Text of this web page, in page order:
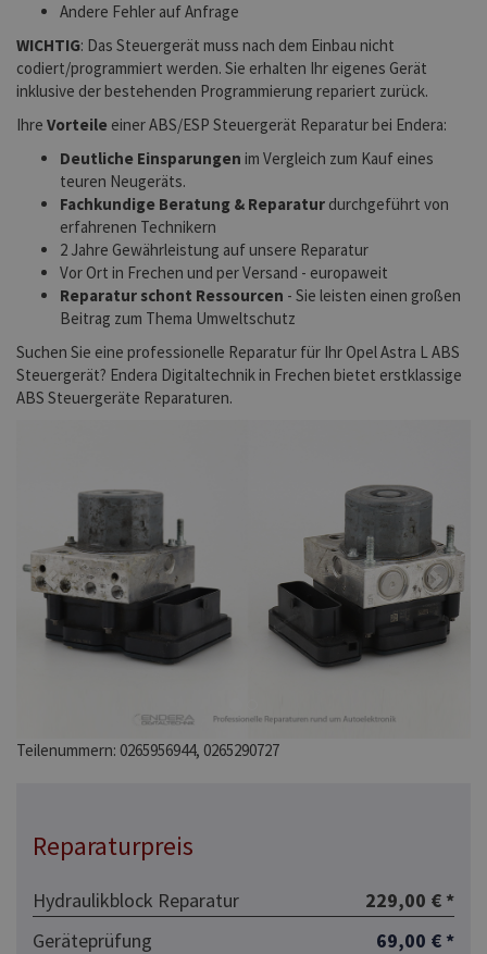
Andere Fehler auf Anfrage
WICHTIG: Das Steuergerät muss nach dem Einbau nicht
codiert/programmiert werden. Sie erhalten Ihr eigenes Gerät
inklusive der bestehenden Programmierung repariert zurück.
Ihre Vorteile einer ABS/ESP Steuergerät Reparatur bei Endera:
Deutliche Einsparungen im Vergleich zum Kauf eines
teuren Neugeräts.
Fachkundige Beratung & Reparatur durchgeführt von
erfahrenen Technikern
2 Jahre Gewährleistung auf unsere Reparatur
Vor Ort in Frechen und per Versand - europaweit
Reparatur schont Ressourcen - Sie leisten einen großen
Beitrag zum Thema Umweltschutz
Suchen Sie eine professionelle Reparatur für Ihr Opel Astra L ABS
Steuergerät? Endera Digitaltechnik in Frechen bietet erstklassige
ABS Steuergeräte Reparaturen.
Teilenummern: 0265956944, 0265290727
Reparaturpreis
Hydraulikblock Reparatur
229,00 € *
Geräteprüfung
69,00 € *